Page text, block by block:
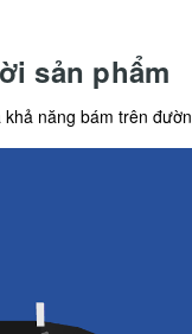
sản phẩm
năng bám trên